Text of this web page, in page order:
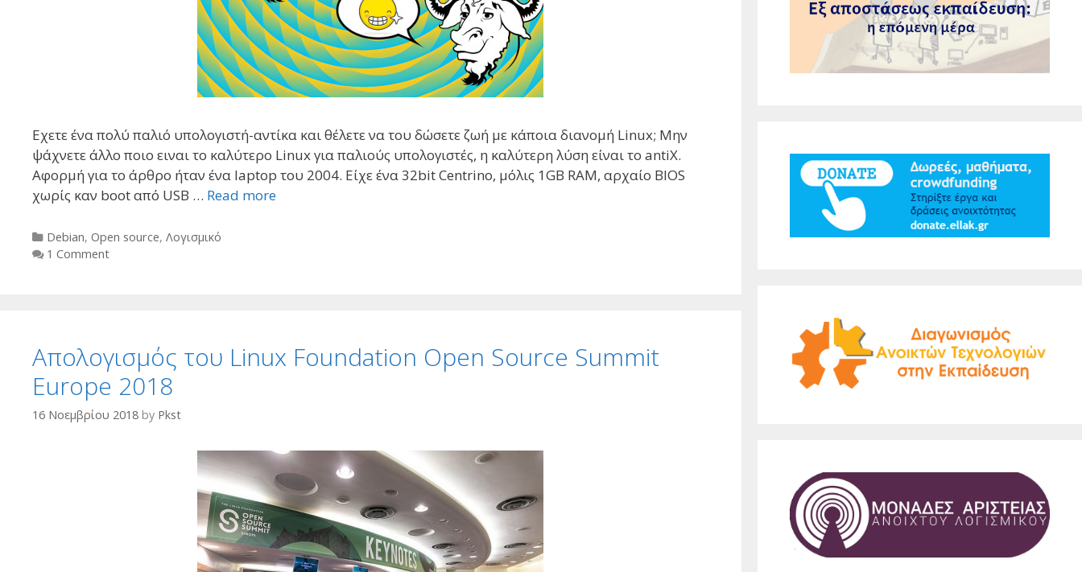
Εχετε ένα πολύ παλιό υπολογιστή-αντίκα και θέλετε να του δώσετε ζωή με κάποια διανομή Linux; Μην
ψάχνετε άλλο ποιο ειναι το καλύτερο Linux για παλιούς υπολογιστές, η καλύτερη λύση είναι το antiX.
Αφορμή για το άρθρο ήταν ένα laptop του 2004. Είχε ένα 32bit Centrino, μόλις 1GB RAM, αρχαίο BIOS
χωρίς καν boot από USB … Read more
Categories
Debian, Open source, Λογισμικό
1 Comment
Απολογισμός του Linux Foundation Open Source Summit
Europe 2018
16 Νοεμβρίου 2018 by Pkst